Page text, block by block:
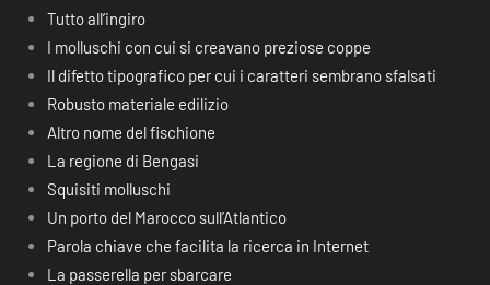
Tutto all’ingiro
I molluschi con cui si creavano preziose coppe
Il difetto tipografico per cui i caratteri sembrano sfalsati
Robusto materiale edilizio
Altro nome del fischione
La regione di Bengasi
Squisiti molluschi
Un porto del Marocco sull’Atlantico
Parola chiave che facilita la ricerca in Internet
La passerella per sbarcare